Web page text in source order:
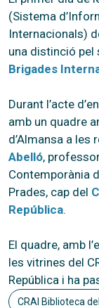
(Sistema
Internacionals)
una distinció pel
Brigades
Durant l’acte
amb un quadre
d’Almansa a les
Abelló,
Contemporània
Prades, cap del
República.
El quadre, amb
les vitrines del
República i ha
CRAI Biblioteca